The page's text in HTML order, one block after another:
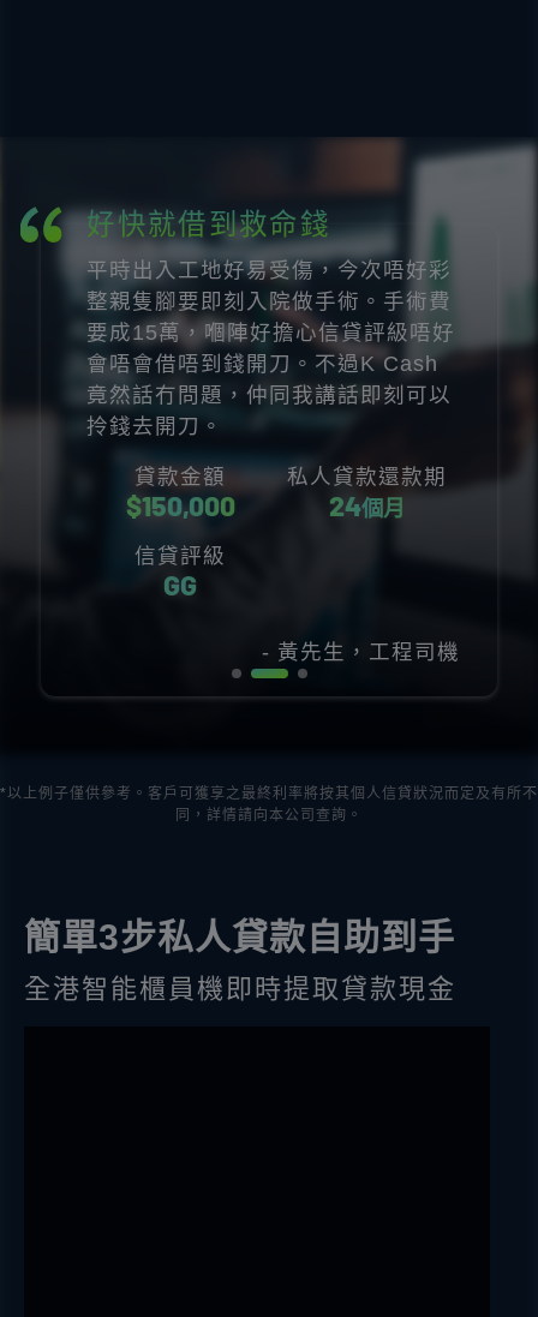
方便好用嘅網上貸款
本身預咗筆錢找卡數，點知投資遇到
意外搞到啲流動現金砸住咗。唯有去
搵借貸公司幫手，網上申請完K
Cash之後好快就有個貸款Plan畀
我，年利率同還款期都好合理即刻我
就網上簽咗約，轉個頭FPS就收到筆
錢！
貸款金額
$150,000
私人貸款還款期
24個月
信貸評級
EE
- 梁先生，IT人員
*以上例子僅供參考。客戶可獲享之最終利率將按其個人信貸狀況而定及有所不
同，詳情請向本公司查詢。
簡單3步私人貸款自助到手
全港智能櫃員機即時提取貸款現金